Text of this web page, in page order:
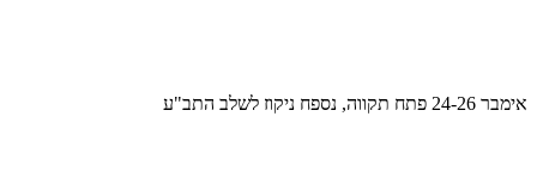
אימבר 24-26 פתח תקווה, נספח ניקוז לשלב התב"ע